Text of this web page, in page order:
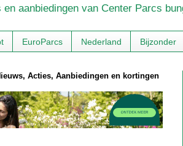
aanbiedingen van Center Parcs
EuroParcs Nederland Bijzonder
Acties, Aanbiedingen en kortingen